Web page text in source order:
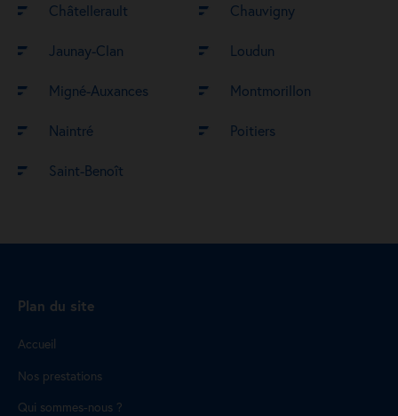
Châtellerault Chauvigny
Jaunay-Clan Loudun
Migné-Auxances Montmorillon
Naintré Poitiers
Saint-Benoît
Plan du site
Accueil
Nos prestations
Qui sommes-nous ?